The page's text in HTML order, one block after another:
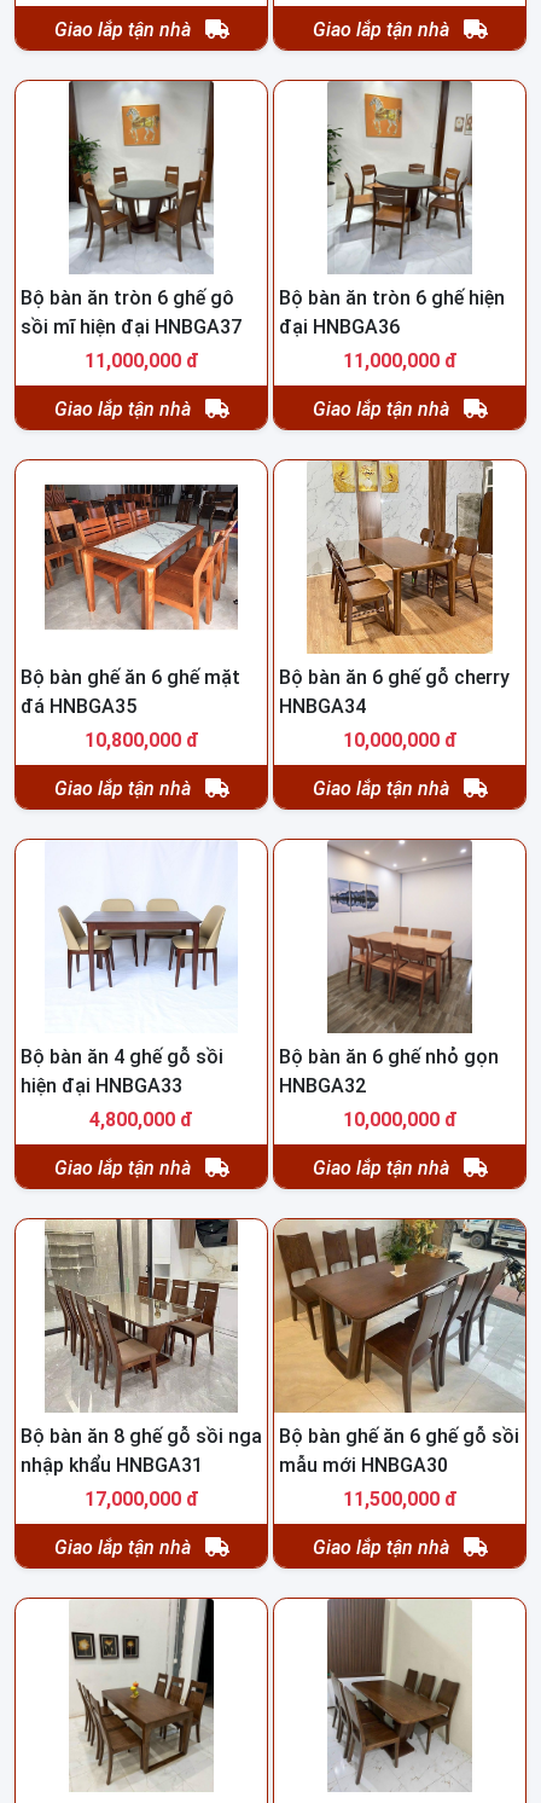
Giao lắp tận nhà Giao lắp tận nhà
Bộ bàn ăn tròn 6 ghế gô
sồi mĩ hiện đại HNBGA37
11,000,000 đ
Giao lắp tận nhà
Bộ bàn ăn tròn 6 ghế hiện
đại HNBGA36
11,000,000 đ
Giao lắp tận nhà
Bộ bàn ghế ăn 6 ghế mặt
đá HNBGA35
10,800,000 đ
Giao lắp tận nhà
Bộ bàn ăn 6 ghế gỗ cherry
HNBGA34
10,000,000 đ
Giao lắp tận nhà
Bộ bàn ăn 4 ghế gỗ sồi
hiện đại HNBGA33
4,800,000 đ
Giao lắp tận nhà
Bộ bàn ăn 6 ghế nhỏ gọn
HNBGA32
10,000,000 đ
Giao lắp tận nhà
Bộ bàn ăn 8 ghế gỗ sồi nga
nhập khẩu HNBGA31
17,000,000 đ
Giao lắp tận nhà
Bộ bàn ghế ăn 6 ghế gỗ sồi
mẫu mới HNBGA30
11,500,000 đ
Giao lắp tận nhà